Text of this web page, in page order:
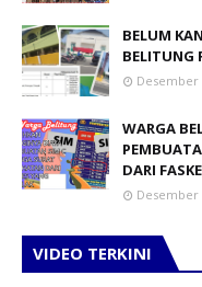
BELUM
BELITUNG
Desember
WARGA
DARI
Desember
VIDEO TERKINI